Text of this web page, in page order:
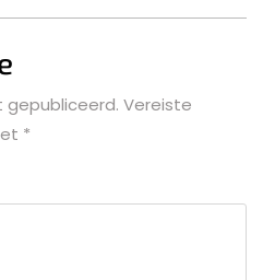
Vereiste
*